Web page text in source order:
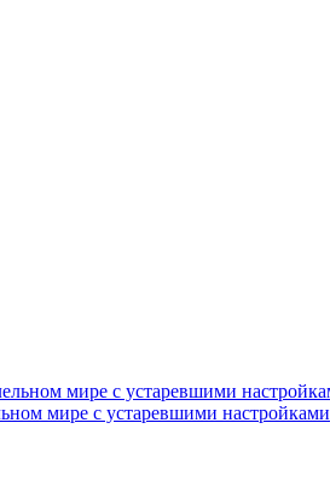
мире с устаревшими настройками